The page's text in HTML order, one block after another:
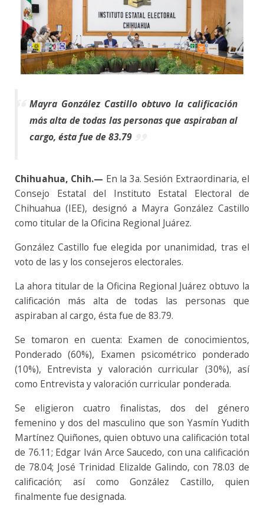
Mayra González Castillo obtuvo la calificación
más alta de todas las personas que aspiraban al
cargo, ésta fue de 83.79
Chihuahua, Chih.— En la 3a. Sesión Extraordinaria, el
Consejo Estatal del Instituto Estatal Electoral de
Chihuahua (IEE), designó a Mayra González Castillo
como titular de la Oficina Regional Juárez.
González Castillo fue elegida por unanimidad, tras el
voto de las y los consejeros electorales.
La ahora titular de la Oficina Regional Juárez obtuvo la
calificación más alta de todas las personas que
aspiraban al cargo, ésta fue de 83.79.
Se tomaron en cuenta: Examen de conocimientos,
Ponderado (60%), Examen psicométrico ponderado
(10%), Entrevista y valoración curricular (30%), así
como Entrevista y valoración curricular ponderada.
Se eligieron cuatro finalistas, dos del género
femenino y dos del masculino que son Yasmín Yudith
Martínez Quiñones, quien obtuvo una calificación total
de 76.11; Edgar Iván Arce Saucedo, con una calificación
de 78.04; José Trinidad Elizalde Galindo, con 78.03 de
calificación; así como González Castillo, quien
finalmente fue designada.